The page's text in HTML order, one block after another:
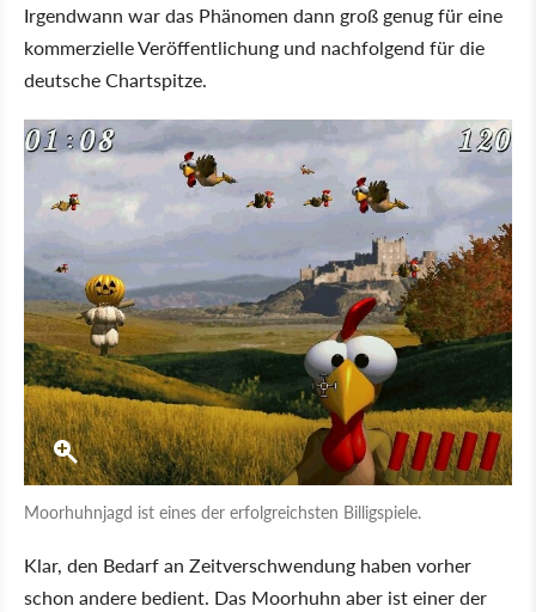
Irgendwann war das Phänomen dann groß genug für eine
kommerzielle Veröffentlichung und nachfolgend für die
deutsche Chartspitze.
Moorhuhnjagd ist eines der erfolgreichsten Billigspiele.
Klar, den Bedarf an Zeitverschwendung haben vorher
schon andere bedient. Das Moorhuhn aber ist einer der